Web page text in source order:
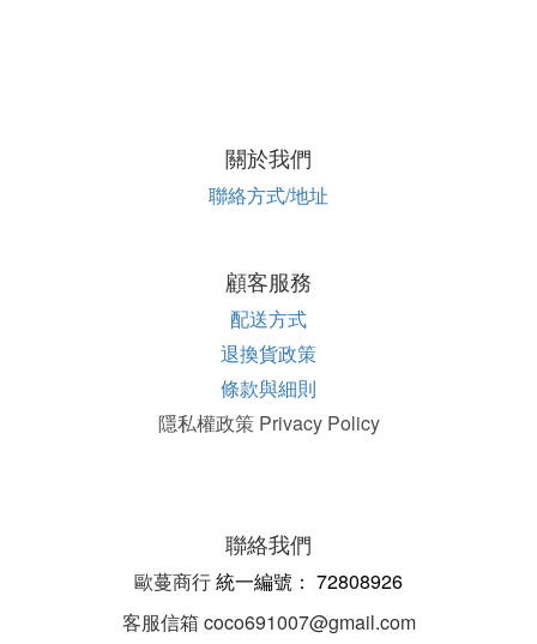
關於我們
聯絡方式/地址
顧客服務
配送方式
退換貨政策
條款與細則
隱私權政策 Privacy Policy
聯絡我們
歐蔓商行統一編號： 72808926
客服信箱 coco691007@gmail.com